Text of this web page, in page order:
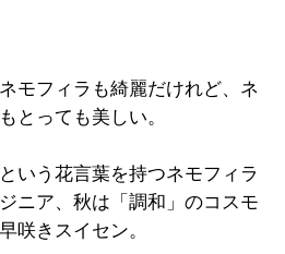
モフィラも綺麗だけれど、ネ
とっても美しい。
いう花言葉を持つネモフィラ
ニア、秋は「調和」のコスモ
咲きスイセン。